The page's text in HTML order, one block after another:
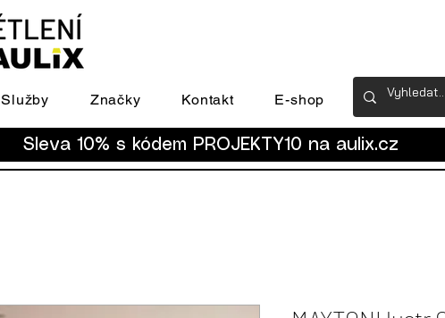
Služby Značky Kontakt E-shop
Sleva 10% s kódem PROJEKTY10 na aulix.cz